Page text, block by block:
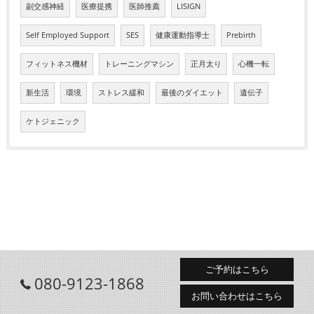
副交感神経 医療提携 医師推薦 LISIGN
Self Employed Support SES 健康運動指導士 Prebirth
フィットネス機材 トレーニングマシン 正月太り 心機一転
新生活 環境 ストレス緩和 最後のダイエット 遺伝子
ケトジェニック
080-9123-1868
ご予約はこちら
お問い合わせはこちら